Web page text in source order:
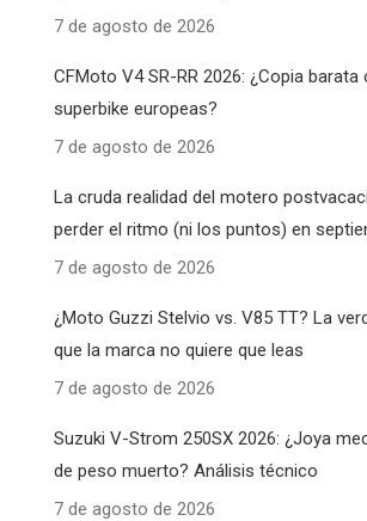
7 de agosto de 2026
CFMoto V4 SR-RR 2026: ¿Copia barata
superbike europeas?
7 de agosto de 2026
La cruda realidad del motero
perder el ritmo (ni los puntos) en
7 de agosto de 2026
¿Moto Guzzi Stelvio vs. V85 TT? La
que la marca no quiere que leas
7 de agosto de 2026
Suzuki V-Strom 250SX 2026: ¿Joya
de peso muerto? Análisis técnico
7 de agosto de 2026